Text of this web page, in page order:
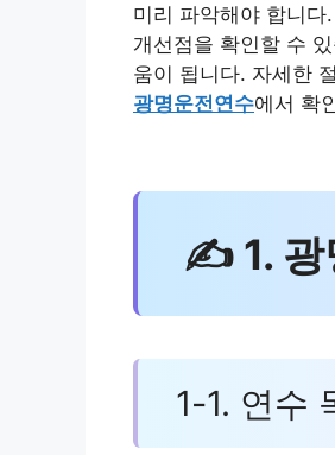
미리 파악해야 합니
개선점을 확인할 수
움이 됩니다. 자세한
광명운전연수에서 확
✍ 1. 광
1-1. 연수